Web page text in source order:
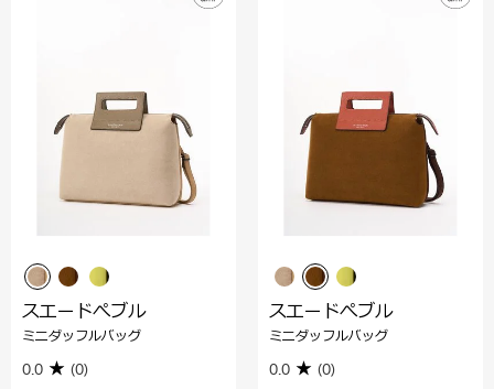
スエードぺブル
ミニダッフルバッグ
0.0 (0)
スエードぺブル
ミニダッフルバッグ
0.0 (0)